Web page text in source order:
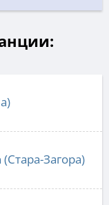
(Стара-Загора)